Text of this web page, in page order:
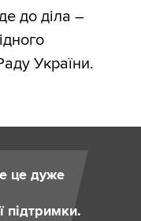
до діла –
України.
це дуже
підтримки.